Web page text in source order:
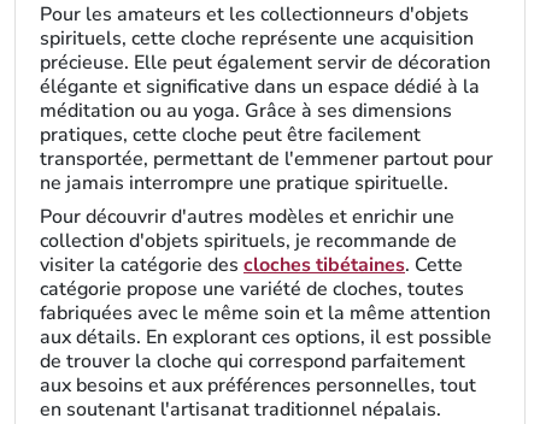
Pour les amateurs et les collectionneurs d'objets
spirituels, cette cloche représente une acquisition
précieuse. Elle peut également servir de décoration
élégante et significative dans un espace dédié à la
méditation ou au yoga. Grâce à ses dimensions
pratiques, cette cloche peut être facilement
transportée, permettant de l'emmener partout pour
ne jamais interrompre une pratique spirituelle.
Pour découvrir d'autres modèles et enrichir une
collection d'objets spirituels, je recommande de
visiter la catégorie des cloches tibétaines. Cette
catégorie propose une variété de cloches, toutes
fabriquées avec le même soin et la même attention
aux détails. En explorant ces options, il est possible
de trouver la cloche qui correspond parfaitement
aux besoins et aux préférences personnelles, tout
en soutenant l'artisanat traditionnel népalais.